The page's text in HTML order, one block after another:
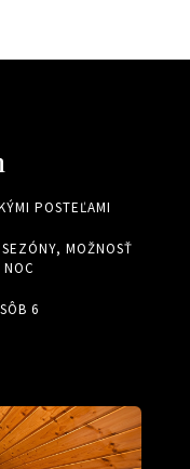
POSTEĽAMI
MOŽNOSŤ
6